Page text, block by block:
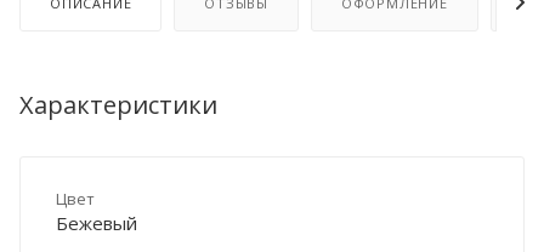
Характеристики
Цвет
Бежевый